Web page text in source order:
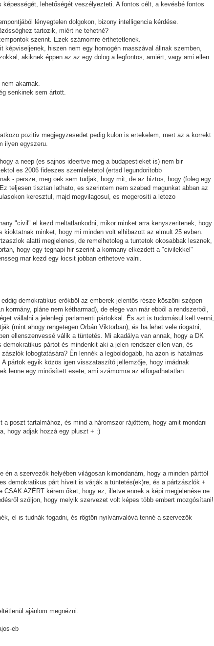
lehetőségét veszélyezteti. A fontos célt, a kevésbé fontos
lényegtelen dolgokon, bizony intelligencia kérdése.
tartozik, miért ne tehetné?
szerint. Ezek számomre érthetetlenek.
képviseljenek, hiszen nem egy homogén masszával állnak szemben,
akiknek éppen az az egy dolog a legfontos, amiért, vagy ami ellen
akarnak.
senkinek sem ártott.
pozitiv megjegyzesedet pedig kulon is ertekelem, mert az a korrekt
ilyen egyszeru.
a neep (es sajnos ideertve meg a budapestieket is) nem bir
es 2006 fideszes szemleletetol (ertsd legundoritobb
- persze, meg oek sem tudjak, hogy mit, de az biztos, hogy (foleg egy
teljesen tisztan lathato, es szerintem nem szabad magunkat abban az
keresztul, majd megvilagosul, es megerositi a letezo
"civil" el kezd meltatlankodni, mikor minket arra kenyszeritenek, hogy
minket, hogy mi minden volt elhibazott az elmult 25 evben.
alatti megjelenes, de remelhetoleg a tuntetok okosabbak lesznek,
hogy egy tegnapi hir szerint a kormany elkezdett a "civilekkel"
mar kezd egy kicsit jobban erthetove valni.
demokratikus erőkből az emberek jelentős része köszöni szépen
kormány, pláne nem kétharmad), de elege van már ebből a rendszerből,
vállalni a jelenlegi parlamenti pártokkal. És azt is tudomásul kell venni,
(mint ahogy rengetegen Orbán Viktorban), és ha lehet vele riogatni,
ellenszenvessé válik a tüntetés. Mi akadálya van annak, hogy a DK
pártot és mindenkit aki a jelen rendszer ellen van, és
lobogtatására? Én lennék a legboldogabb, ha azon is hatalmas
pártok egyik közös igen visszataszító jellemzője, hogy imádnak
lenne egy minősített esete, ami számomra az elfogadhatatlan
poszt tartalmához, és mind a háromszor rájöttem, hogy amit mondani
hogy adjak hozzá egy pluszt + :)
a szervezők helyében világosan kimondanám, hogy a minden párttól
demokratikus párt híveit is várják a tüntetés(ek)re, és a pártzászlók +
AZÉRT kérem őket, hogy ez, illetve ennek a képi megjelenése ne
szóljon, hogy melyik szervezet volt képes több embert mozgósítani!
el is tudnák fogadni, és rögtön nyilvánvalóvá tenné a szervezők
ajánlom megnézni:
eb